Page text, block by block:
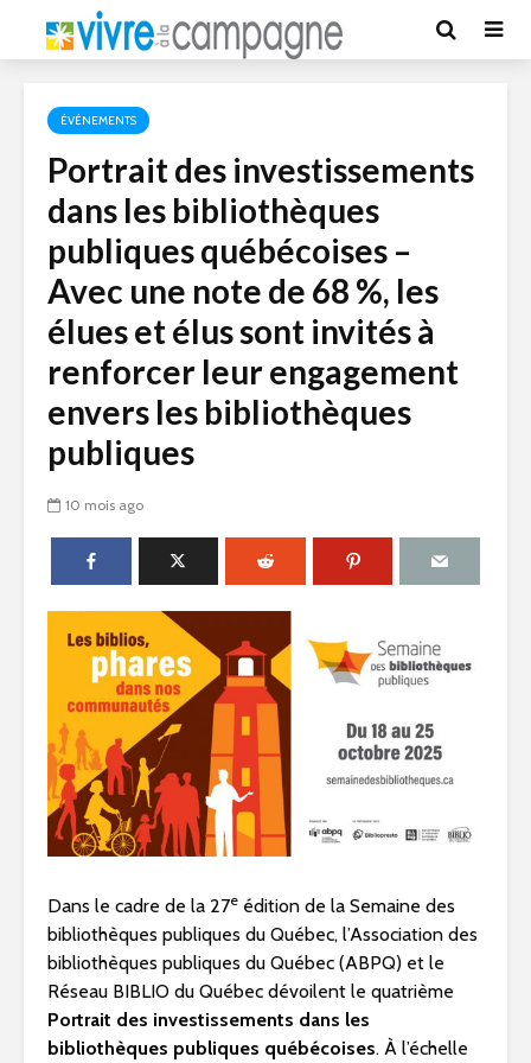
ÉVÉNEMENTS
Portrait des investissements
dans les bibliothèques
publiques québécoises –
Avec une note de 68 %, les
élues et élus sont invités à
renforcer leur engagement
envers les bibliothèques
publiques
10 mois ago
Dans le cadre de la 27e édition de la Semaine des
bibliothèques publiques du Québec, l’Association des
bibliothèques publiques du Québec (ABPQ) et le
Réseau BIBLIO du Québec dévoilent le quatrième
Portrait des investissements dans les
bibliothèques publiques québécoises. À l’échelle